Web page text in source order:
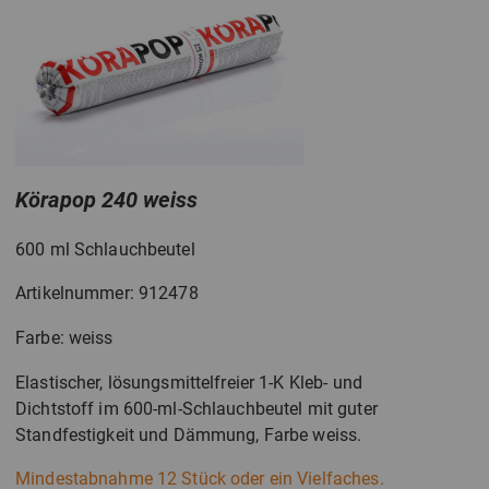
Körapop 240 weiss
600 ml Schlauchbeutel
Artikelnummer: 912478
Farbe: weiss
Elastischer, lösungsmittelfreier 1-K Kleb- und
Dichtstoff im 600-ml-Schlauchbeutel mit guter
Standfestigkeit und Dämmung, Farbe weiss.
Mindestabnahme 12 Stück oder ein Vielfaches.